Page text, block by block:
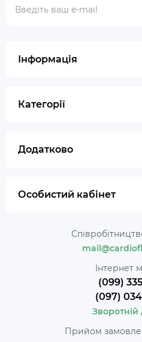
Інформація
Категорії
Додатково
Особистий кабінет
Інтернет
(099)
(097)
Зворотній
Прийом